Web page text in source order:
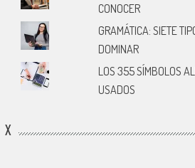
CONOCER
GRAMÁTICA: SIETE
DOMINAR
LOS 355 SÍMBOLOS
USADOS
X